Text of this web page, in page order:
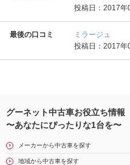
投稿日：2017年
最後の口コミ
ミラージュ
投稿日：2017年
グーネット中古車お役立ち情報
〜あなたにぴったりな1台を〜
メーカーから中古車を探す
地域から中古車を探す